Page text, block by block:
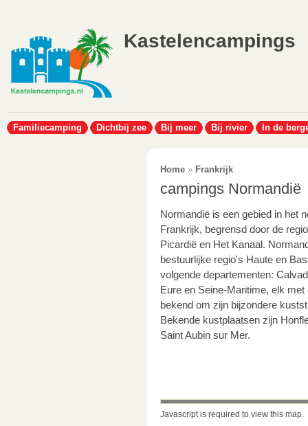
Kastelencampings
Familiecamping Dichtbij zee Bij meer Bij rivier In de
Home» Frankrijk
campings Normandië
Normandië is een gebied in het
Frankrijk, begrensd door de
Picardië en Het Kanaal.
bestuurlijke regio's Haute en
volgende departementen:
Eure en Seine-Maritime, elk
bekend om zijn bijzondere
Bekende kustplaatsen zijn
Saint Aubin sur Mer.
Javascript is required to view this map.